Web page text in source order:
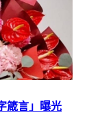
箴言」曝光